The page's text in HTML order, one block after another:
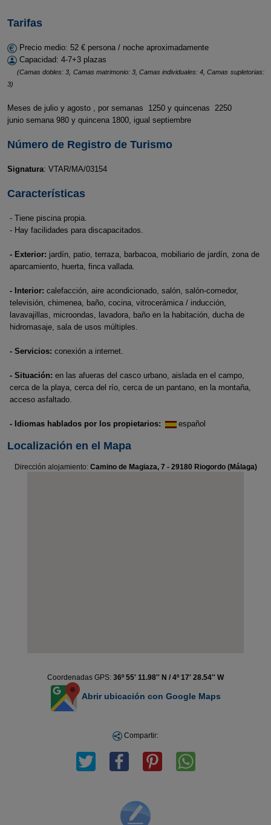
Tarifas
Precio medio: 52 € persona / noche aproximadamente
Capacidad: 4-7+3 plazas
(Camas dobles: 3, Camas matrimonio: 3, Camas individuales: 4, Camas supletorias:
3)
Meses de julio y agosto , por semanas 1250 y quincenas 2250
junio semana 980 y quincena 1800, igual septiembre
Número de Registro de Turismo
Signatura: VTAR/MA/03154
Características
- Tiene piscina propia.
- Hay facilidades para discapacitados.
- Exterior: jardín, patio, terraza, barbacoa, mobiliario de jardín, zona de
aparcamiento, huerta, finca vallada.
- Interior: calefacción, aire acondicionado, salón, salón-comedor,
televisión, chimenea, baño, cocina, vitrocerámica / inducción,
lavavajillas, microondas, lavadora, baño en la habitación, ducha de
hidromasaje, sala de usos múltiples.
- Servicios: conexión a internet.
- Situación: en las afueras del casco urbano, aislada en el campo,
cerca de la playa, cerca del río, cerca de un pantano, en la montaña,
acceso asfaltado.
- Idiomas hablados por los propietarios: español
Localización en el Mapa
Dirección alojamiento: Camino de Magiaza, 7 - 29180 Riogordo (Málaga)
Coordenadas GPS: 36º 55' 11.98'' N / 4º 17' 28.54'' W
Abrir ubicación con Google Maps
Compartir: